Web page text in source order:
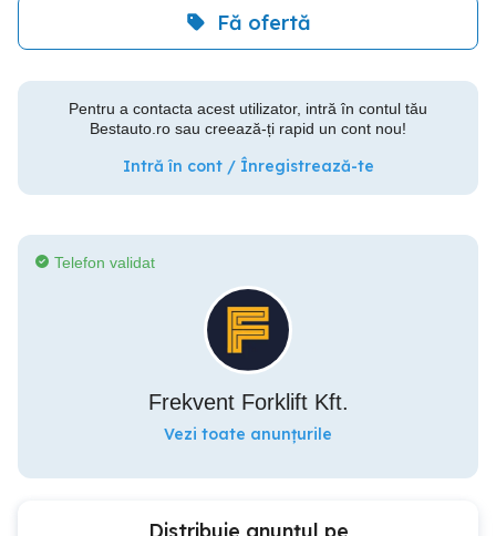
Fă ofertă
Pentru a contacta acest utilizator, intră în contul tău
Bestauto.ro sau creează-ți rapid un cont nou!
Intră în cont / Înregistrează-te
Telefon validat
Frekvent Forklift Kft.
Vezi toate anunțurile